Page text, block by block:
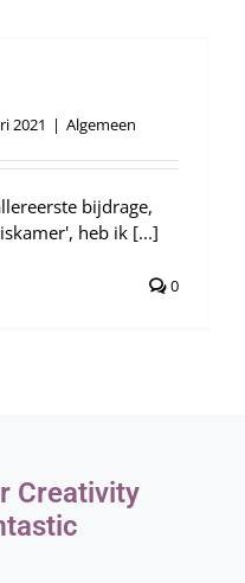
2021 | Algemeen
bijdrage,
heb ik [...]
0
Creativity